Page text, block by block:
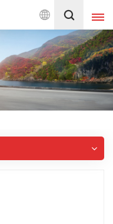
Deutsch
français
русский